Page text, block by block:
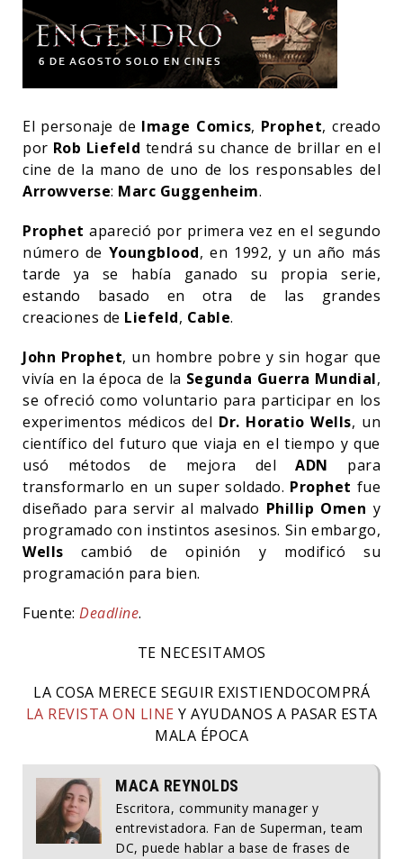
El personaje de Image Comics, Prophet, creado
por Rob Liefeld tendrá su chance de brillar en el
cine de la mano de uno de los responsables del
Arrowverse: Marc Guggenheim.
Prophet apareció por primera vez en el segundo
número de Youngblood, en 1992, y un año más
tarde ya se había ganado su propia serie,
estando basado en otra de las grandes
creaciones de Liefeld, Cable.
John Prophet, un hombre pobre y sin hogar que
vivía en la época de la Segunda Guerra Mundial,
se ofreció como voluntario para participar en los
experimentos médicos del Dr. Horatio Wells, un
científico del futuro que viaja en el tiempo y que
usó métodos de mejora delADN para
transformarlo en un super soldado. Prophet fue
diseñado para servir al malvado Phillip Omen y
programado con instintos asesinos. Sin embargo,
Wellscambió de opinión y modificó su
programación para bien.
Fuente: Deadline.
TE NECESITAMOS
LA COSA MERECE SEGUIR EXISTIENDOCOMPRÁ
LA REVISTA ON LINE Y AYUDANOS A PASAR ESTA
MALA ÉPOCA
MACA REYNOLDS
Escritora, community manager y
entrevistadora. Fan de Superman, team
DC, puede hablar a base de frases de